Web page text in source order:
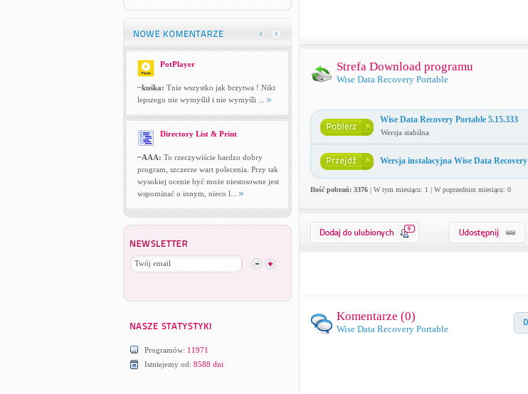
PotPlayer
~kuśka: Tnie wszystko jak brzytwa ! Nikt
lepszego nie wymyślił i nie wymyśli ...
Directory List & Print
~AAA: To rzeczywiście bardzo dobry
program, szczerze wart polecenia. Przy tak
wysokiej ocenie być może niestosowne jest
wspominać o innym, nieco l...
Programów: 11971
Istniejemy od: 8588 dni
Strefa Download programu
Wise Data Recovery Portable
Wise Data Recovery Portable 5.15.333
Wersja stabilna
Wersja instalacyjna Wise Data Recovery
Ilość pobrań: 3376| W tym miesiącu: 1 | W poprzednim miesiącu: 0
0
Komentarze (0)
Wise Data Recovery Portable